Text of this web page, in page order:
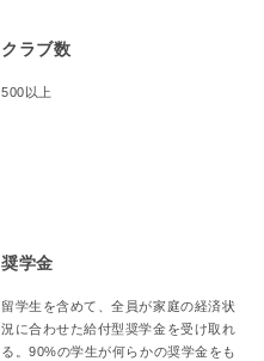
クラブ数
500以上
奨学金
留学生を含めて、全員が家庭の経済状
況に合わせた給付型奨学金を受け取れ
る。90%の学生が何らかの奨学金をも